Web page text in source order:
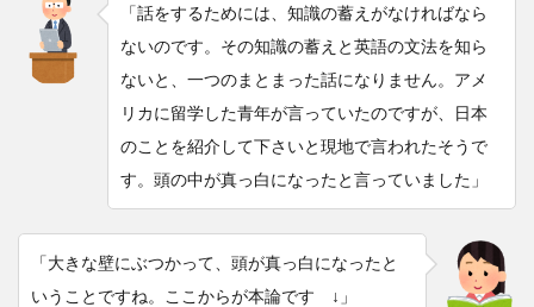
「話をするためには、知識の蓄えがなければなら
ないのです。その知識の蓄えと英語の文法を知ら
ないと、一つのまとまった話になりません。アメ
リカに留学した青年が言っていたのですが、日本
のことを紹介して下さいと現地で言われたそうで
す。頭の中が真っ白になったと言っていました」
「大きな壁にぶつかって、頭が真っ白になったと
いうことですね。ここからが本論です ↓」